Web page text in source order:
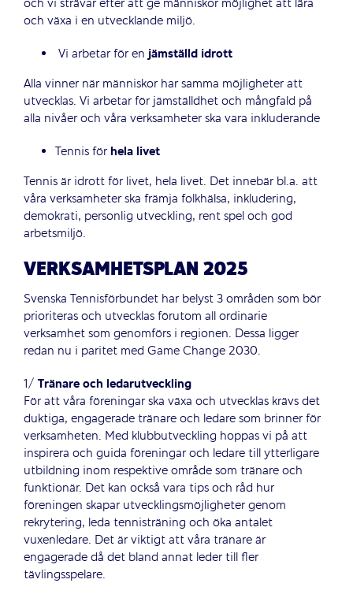
och vi strävar efter att ge människor möjlighet att lära
och växa i en utvecklande miljö.
Vi arbetar för enjämställd idrott
Alla vinner när människor har samma möjligheter att
utvecklas. Vi arbetar för jämställdhet och mångfald på
alla nivåer och våra verksamheter ska vara inkluderande
Tennis förhela livet
Tennis är idrott för livet, hela livet. Det innebär bl.a. att
våra verksamheter ska främja folkhälsa, inkludering,
demokrati, personlig utveckling, rent spel och god
arbetsmiljö.
VERKSAMHETSPLAN 2025
Svenska Tennisförbundet har belyst 3 områden som bör
prioriteras och utvecklas förutom all ordinarie
verksamhet som genomförs i regionen. Dessa ligger
redan nu i paritet med Game Change 2030.
1/ Tränare och ledarutveckling
För att våra föreningar ska växa och utvecklas krävs det
duktiga, engagerade tränare och ledare som brinner för
verksamheten. Med klubbutveckling hoppas vi på att
inspirera och guida föreningar och ledare till ytterligare
utbildning inom respektive område som tränare och
funktionär. Det kan också vara tips och råd hur
föreningen skapar utvecklingsmöjligheter genom
rekrytering, leda tennisträning och öka antalet
vuxenledare. Det är viktigt att våra tränare är
engagerade då det bland annat leder till fler
tävlingsspelare.